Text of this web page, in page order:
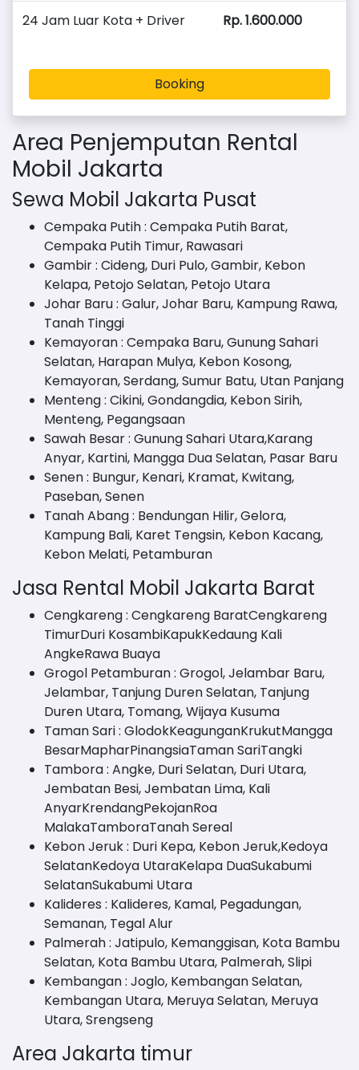
24 Jam Luar Kota + Driver Rp. 1.600.000
Booking
Area Penjemputan Rental
Mobil Jakarta
Sewa Mobil Jakarta Pusat
Cempaka Putih : Cempaka Putih Barat,
Cempaka Putih Timur, Rawasari
Gambir : Cideng, Duri Pulo, Gambir, Kebon
Kelapa, Petojo Selatan, Petojo Utara
Johar Baru : Galur, Johar Baru, Kampung Rawa,
Tanah Tinggi
Kemayoran : Cempaka Baru, Gunung Sahari
Selatan, Harapan Mulya, Kebon Kosong,
Kemayoran, Serdang, Sumur Batu, Utan Panjang
Menteng : Cikini, Gondangdia, Kebon Sirih,
Menteng, Pegangsaan
Sawah Besar : Gunung Sahari Utara,Karang
Anyar, Kartini, Mangga Dua Selatan, Pasar Baru
Senen : Bungur, Kenari, Kramat, Kwitang,
Paseban, Senen
Tanah Abang : Bendungan Hilir, Gelora,
Kampung Bali, Karet Tengsin, Kebon Kacang,
Kebon Melati, Petamburan
Jasa Rental Mobil Jakarta Barat
Cengkareng : Cengkareng BaratCengkareng
TimurDuri KosambiKapukKedaung Kali
AngkeRawa Buaya
Grogol Petamburan : Grogol, Jelambar Baru,
Jelambar, Tanjung Duren Selatan, Tanjung
Duren Utara, Tomang, Wijaya Kusuma
Taman Sari : GlodokKeagunganKrukutMangga
BesarMapharPinangsiaTaman SariTangki
Tambora : Angke, Duri Selatan, Duri Utara,
Jembatan Besi, Jembatan Lima, Kali
AnyarKrendangPekojanRoa
MalakaTamboraTanah Sereal
Kebon Jeruk : Duri Kepa, Kebon Jeruk,Kedoya
SelatanKedoya UtaraKelapa DuaSukabumi
SelatanSukabumi Utara
Kalideres : Kalideres, Kamal, Pegadungan,
Semanan, Tegal Alur
Palmerah : Jatipulo, Kemanggisan, Kota Bambu
Selatan, Kota Bambu Utara, Palmerah, Slipi
Kembangan : Joglo, Kembangan Selatan,
Kembangan Utara, Meruya Selatan, Meruya
Utara, Srengseng
Area Jakarta timur